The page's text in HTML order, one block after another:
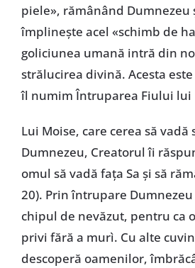
piele», rămânând Dumnezeu
împlinește acel «schimb de
goliciunea umană intră din
strălucirea divină. Acesta
îl numim Întruparea Fiului lui
Lui Moise, care cerea să vadă
Dumnezeu, Creatorul îi
omul să vadă fața Sa și să
20). Prin întrupare
chipul de nevăzut, pentru ca
privi fără a murì. Cu alte
descoperă oamenilor,